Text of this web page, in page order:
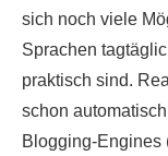
sich noch viele
Sprachen
praktisch sind.
schon
Blogging-Engines